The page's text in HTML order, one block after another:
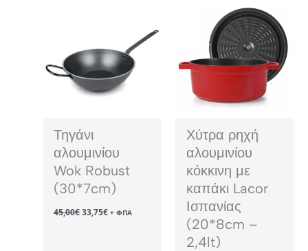
Τηγάνι
αλουμινίου
Wok Robust
(30*7cm)
45,00€Original
price
33,75€Η+ ΦΠΑ
Χύτρα ρηχή
αλουμινίου
κόκκινη με
καπάκι Lacor
Ισπανίας
(20*8cm –
2,4lt)